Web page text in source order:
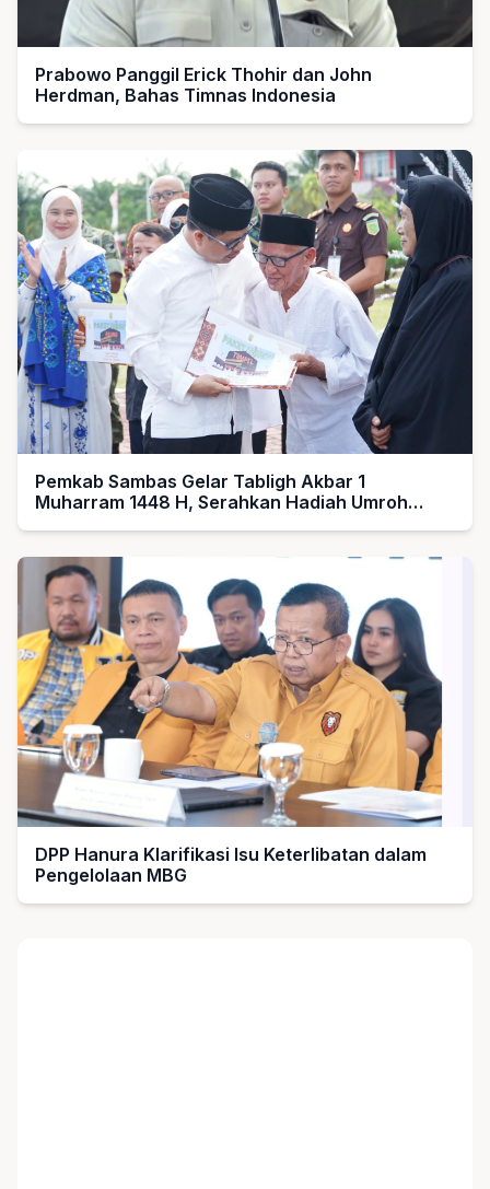
Prabowo Panggil Erick Thohir dan John
Herdman, Bahas Timnas Indonesia
Pemkab Sambas Gelar Tabligh Akbar 1
Muharram 1448 H, Serahkan Hadiah Umroh
DPP Hanura Klarifikasi Isu Keterlibatan dalam
Pengelolaan MBG